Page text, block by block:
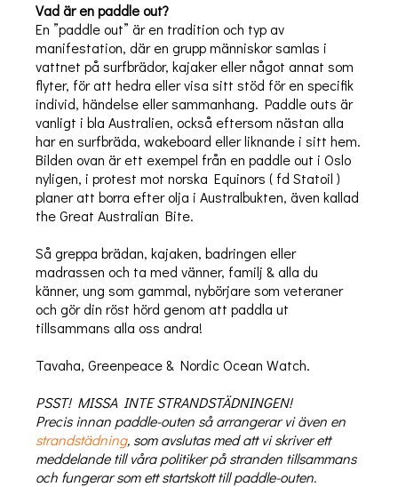
Vad är en paddle out?
En ”paddle out” är en tradition och typ av
manifestation, där en grupp människor samlas i
vattnet på surfbrädor, kajaker eller något annat som
flyter, för att hedra eller visa sitt stöd för en specifik
individ, händelse eller sammanhang. Paddle outs är
vanligt i bla Australien, också eftersom nästan alla
har en surfbräda, wakeboard eller liknande i sitt hem.
Bilden ovan är ett exempel från en paddle out i Oslo
nyligen, i protest mot norska Equinors ( fd Statoil )
planer att borra efter olja i Australbukten, även kallad
the Great Australian Bite.
Så greppa brädan, kajaken, badringen eller
madrassen och ta med vänner, familj & alla du
känner, ung som gammal, nybörjare som veteraner
och gör din röst hörd genom att paddla ut
tillsammans alla oss andra!
Tavaha, Greenpeace & Nordic Ocean Watch.
PSST! MISSA INTE STRANDSTÄDNINGEN!
Precis innan paddle-outen så arrangerar vi även en
strandstädning, som avslutas med att vi skriver ett
meddelande till våra politiker på stranden tillsammans
och fungerar som ett startskott till paddle-outen.